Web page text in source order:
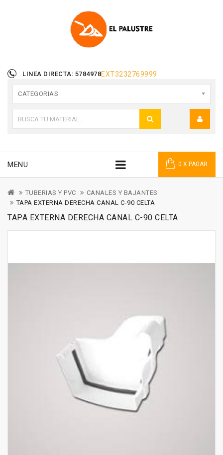
LINEA DIRECTA: 5784978EXT3232769999
CATEGORIAS
0 X PAGAR
MENU
TUBERIAS Y PVC
CANALES Y BAJANTES
TAPA EXTERNA DERECHA CANAL C-90 CELTA
TAPA EXTERNA DERECHA CANAL C-90 CELTA